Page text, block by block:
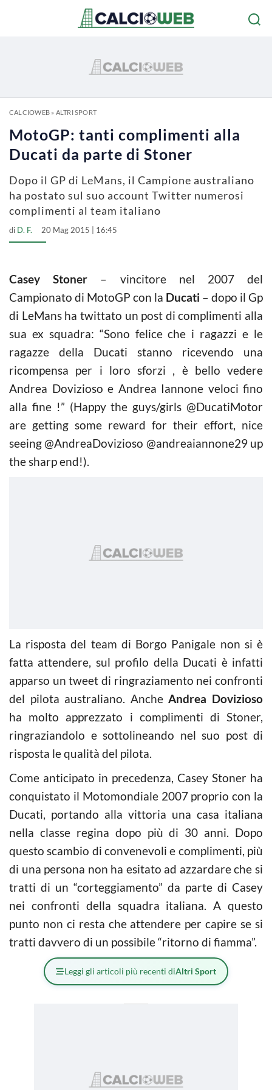
CALCIOWEB» ALTRI SPORT
MotoGP: tanti complimenti alla
Ducati da parte di Stoner
Dopo il GP di LeMans, il Campione australiano
ha postato sul suo account Twitter numerosi
complimenti al team italiano
di D. F. 20 Mag 2015 | 16:45
Casey Stoner – vincitore nel 2007 del
Campionato di MotoGP con la Ducati – dopo il Gp
di LeMans ha twittato un post di complimenti alla
sua ex squadra: “Sono felice che i ragazzi e le
ragazze della Ducati stanno ricevendo una
ricompensa per i loro sforzi , è bello vedere
Andrea Dovizioso e Andrea Iannone veloci fino
alla fine !” (Happy the guys/girls @DucatiMotor
are getting some reward for their effort, nice
seeing @AndreaDovizioso @andreaiannone29 up
the sharp end!).
La risposta del team di Borgo Panigale non si è
fatta attendere, sul profilo della Ducati è infatti
apparso un tweet di ringraziamento nei confronti
del pilota australiano. AncheAndrea Dovizioso
ha molto apprezzato i complimenti di Stoner,
ringraziandolo e sottolineando nel suo post di
risposta le qualità del pilota.
Come anticipato in precedenza, Casey Stoner ha
conquistato il Motomondiale 2007 proprio con la
Ducati, portando alla vittoria una casa italiana
nella classe regina dopo più di 30 anni. Dopo
questo scambio di convenevoli e complimenti, più
di una persona non ha esitato ad azzardare che si
tratti di un “corteggiamento” da parte di Casey
nei confronti della squadra italiana. A questo
punto non ci resta che attendere per capire se si
tratti davvero di un possibile “ritorno di fiamma”.
Leggi gli articoli più recenti diAltri Sport